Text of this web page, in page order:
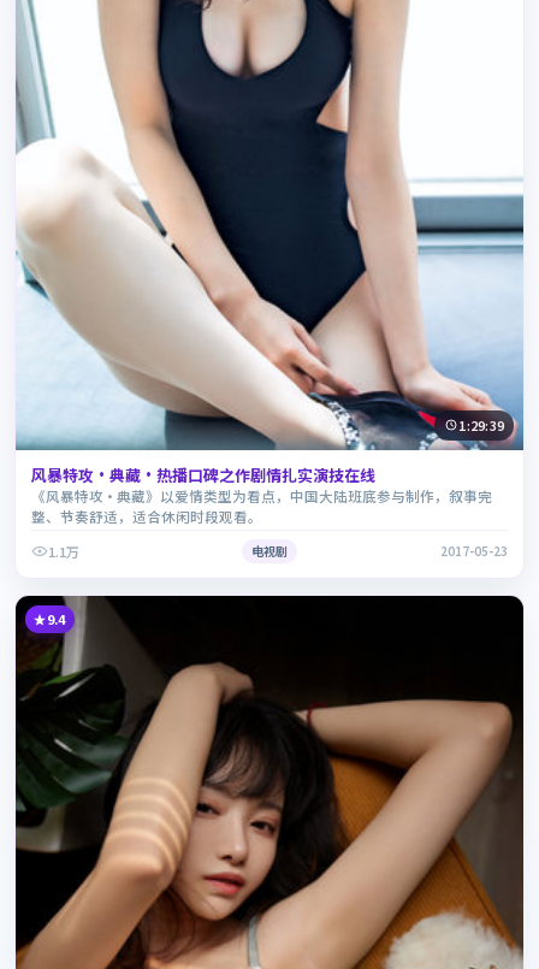
1:29:39
风暴特攻·典藏·热播口碑之作剧情扎实演技在线
《风暴特攻·典藏》以爱情类型为看点，中国大陆班底参与制作，叙事完
整、节奏舒适，适合休闲时段观看。
1.1万
电视剧 2017-05-23
9.4